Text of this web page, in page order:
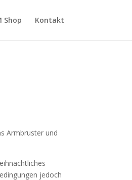
Shop Kontakt
Armbruster und
jedoch